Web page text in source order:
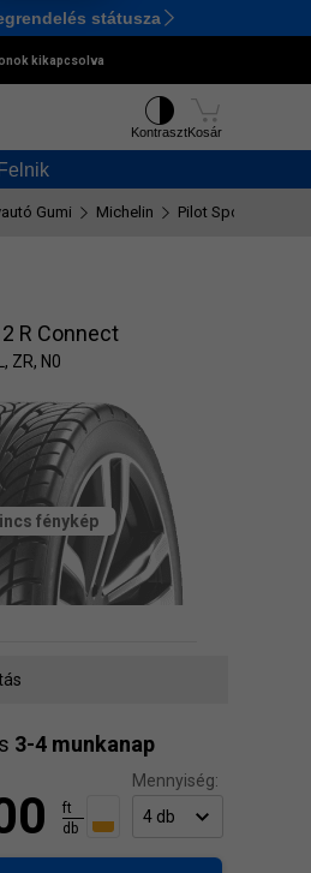
Ctrl M
státusza
kikapcsolva
Felnik
KontrasztKosár
Gumi Michelin Pilot Sport Cup 2
R Connect
ZR, N0
fénykép
3-4 munkanap
Mennyiség:
ft
db